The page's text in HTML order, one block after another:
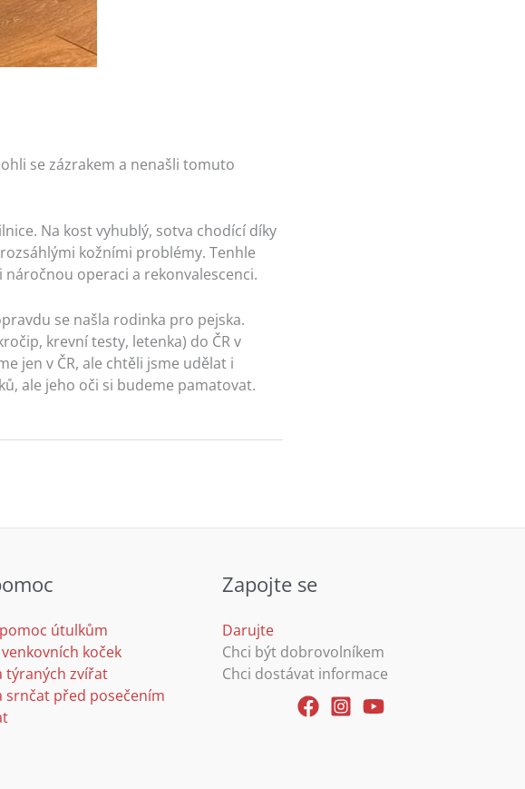
se zázrakem a nenašli tomuto
Na kost vyhublý, sotva chodící díky
kožními problémy. Tenhle
operaci a rekonvalescenci.
se našla rodinka pro pejska.
krevní testy, letenka) do ČR v
jen v ČR, ale chtěli jsme udělat i
ale jeho oči si budeme pamatovat.
útulkům
koček
týraných zvířat
srnčat před posečením
Zapojte se
Darujte
Chci být dobrovolníkem
Chci dostávat informace